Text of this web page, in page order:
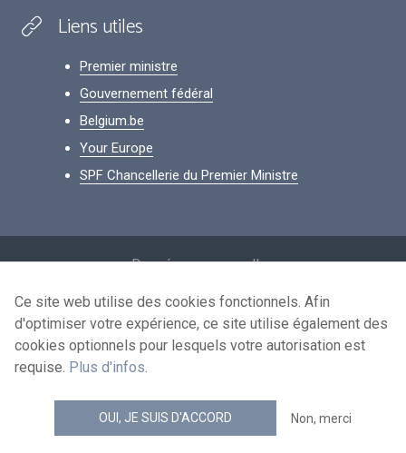
Liens utiles
Premier ministre
Gouvernement fédéral
Belgium.be
Your Europe
SPF Chancellerie du Premier Ministre
Données personnelles
Conditions de réutilisation
Contactez-nous
news.belgium flux RSS
© 2026 - news.belgium.be
Ce site web utilise des cookies fonctionnels. Afin
d'optimiser votre expérience, ce site utilise également des
cookies optionnels pour lesquels votre autorisation est
requise. Plus d'infos.
OUI, JE SUIS D'ACCORD Non, merci